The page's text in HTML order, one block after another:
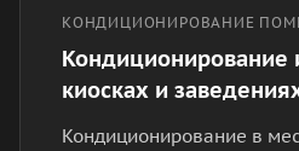
КОНДИЦИОНИРОВАНИЕ
Кондиционирование
киосках и
Кондиционирование в